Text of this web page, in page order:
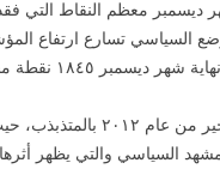
معظم النقاط التي
السياسي تسارع ارتفاع
نمو شهري بنسبة ٢١٪ تقريباً.
ويمكن وصف أداء المؤشر
السياسي والتي يظهر